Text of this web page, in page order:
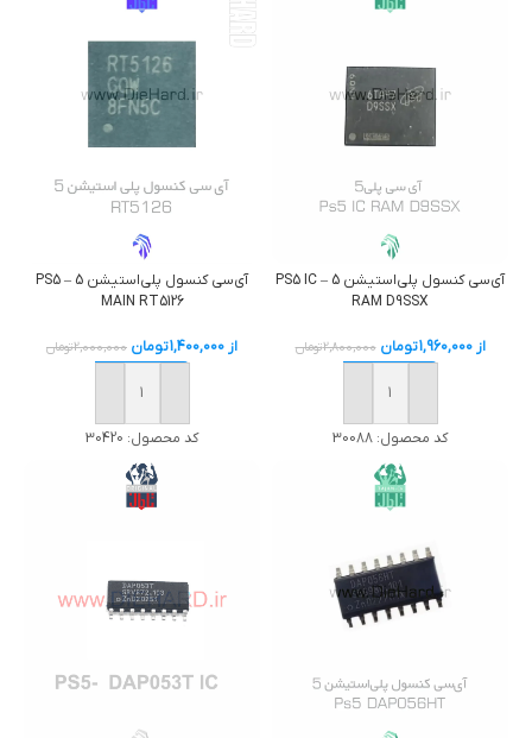
آی‌سی کنسول پلی‌استیشن 5 – PS5 IC
RAM D9SSX
از1,960,000تومان 2,800,000تومان
خرید
کد محصول: 30088
آی‌سی کنسول پلی‌استیشن 5 – PS5
MAIN RT5126
از 1,400,000تومان 2,000,000تومان
خرید
کد محصول: 30420